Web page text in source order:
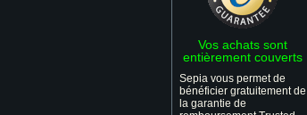
Vos achats sont
entièrement couverts
Sepia vous permet de
bénéficier gratuitement de
la garantie de